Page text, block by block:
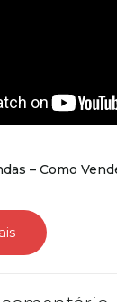
– Como